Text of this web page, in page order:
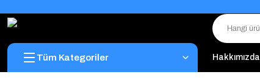
Tüm Kategoriler Hakkımızda